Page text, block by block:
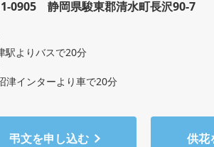
0905 静岡県駿東郡清水町長沢90-7
駅よりバスで20分
津インターより車で20分
弔文を申し込む 供花